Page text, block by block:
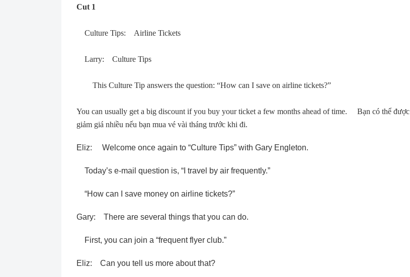
Cut 1
Culture Tips: Airline Tickets
Larry: Culture Tips
This Culture Tip answers the question: “How can I save on airline tickets?”
You can usually get a big discount if you buy your ticket a few months ahead of time. Bạn có thể được
giảm giá nhiều nếu bạn mua vé vài tháng trước khi đi.
Eliz: Welcome once again to “Culture Tips” with Gary Engleton.
Today’s e-mail question is, “I travel by air frequently.”
“How can I save money on airline tickets?”
Gary: There are several things that you can do.
First, you can join a “frequent flyer club.”
Eliz: Can you tell us more about that?